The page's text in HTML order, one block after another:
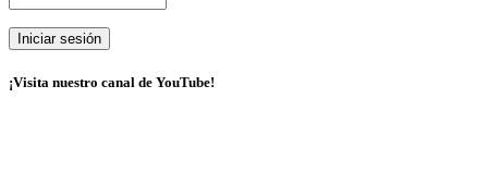
¡Visita nuestro canal de YouTube!